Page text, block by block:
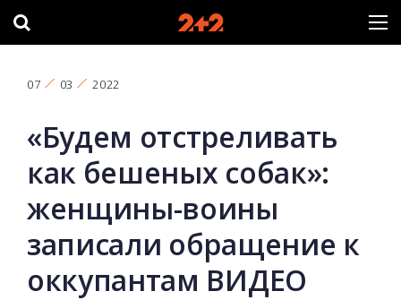
07 03 2022
«Будем отстреливать
как бешеных собак»:
женщины-воины
записали обращение к
оккупантам ВИДЕО